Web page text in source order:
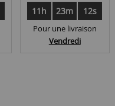
11h 23m 11s
Pour une livraison
Vendredi